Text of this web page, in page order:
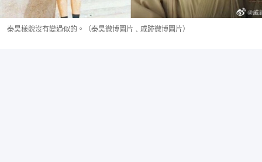
秦昊樣貌沒有變過似的。（秦昊微博圖片﹑戚跡微博圖片）